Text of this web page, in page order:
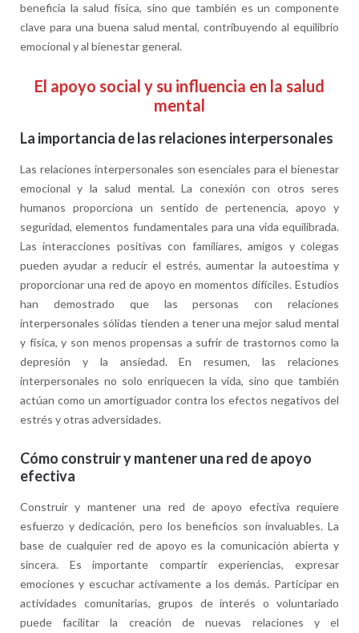
beneficia la salud física, sino que también es un componente
clave para una buena salud mental, contribuyendo al equilibrio
emocional y al bienestar general.
El apoyo social y su influencia en la salud
mental
La importancia de las relaciones interpersonales
Las relaciones interpersonales son esenciales para el bienestar
emocional y la salud mental. La conexión con otros seres
humanos proporciona un sentido de pertenencia, apoyo y
seguridad, elementos fundamentales para una vida equilibrada.
Las interacciones positivas con familiares, amigos y colegas
pueden ayudar a reducir el estrés, aumentar la autoestima y
proporcionar una red de apoyo en momentos difíciles. Estudios
han demostrado que las personas con relaciones
interpersonales sólidas tienden a tener una mejor salud mental
y física, y son menos propensas a sufrir de trastornos como la
depresión y la ansiedad. En resumen, las relaciones
interpersonales no solo enriquecen la vida, sino que también
actúan como un amortiguador contra los efectos negativos del
estrés y otras adversidades.
Cómo construir y mantener una red de apoyo
efectiva
Construir y mantener una red de apoyo efectiva requiere
esfuerzo y dedicación, pero los beneficios son invaluables. La
base de cualquier red de apoyo es la comunicación abierta y
sincera. Es importante compartir experiencias, expresar
emociones y escuchar activamente a los demás. Participar en
actividades comunitarias, grupos de interés o voluntariado
puede facilitar la creación de nuevas relaciones y el